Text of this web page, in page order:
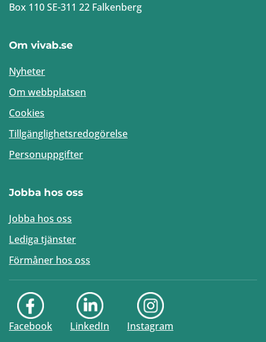
Box 110 SE-311 22 Falkenberg
Om vivab.se
Nyheter
Om webbplatsen
Cookies
Tillgänglighetsredogörelse
Personuppgifter
Jobba hos oss
Jobba hos oss
Lediga tjänster
Förmåner hos oss
Facebook LinkedIn Instagram